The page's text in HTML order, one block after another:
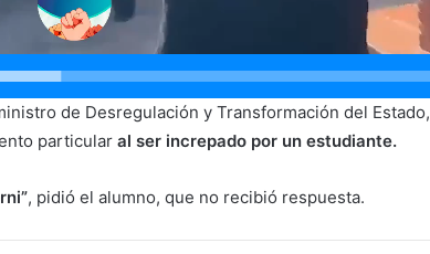
de Desregulación y Transformación del Estado,
particular al ser increpado por un estudiante.
, pidió el alumno, que no recibió respuesta.